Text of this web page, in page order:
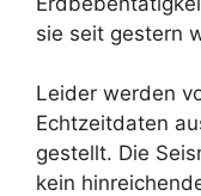
sie seit gestern
Leider werden
Echtzeitdaten
gestellt. Die
kein